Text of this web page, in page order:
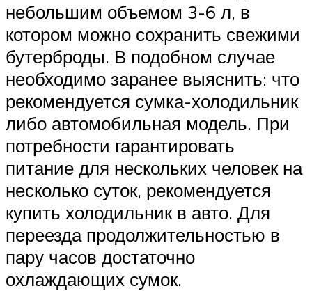
небольшим объемом 3-6 л, в
котором можно сохранить свежими
бутерброды. В подобном случае
необходимо заранее выяснить: что
рекомендуется сумка-холодильник
либо автомобильная модель. При
потребности гарантировать
питание для нескольких человек на
несколько суток, рекомендуется
купить холодильник в авто. Для
переезда продолжительностью в
пару часов достаточно
охлаждающих сумок.